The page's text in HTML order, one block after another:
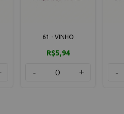
61 - VINHO
R$5,94
- + -